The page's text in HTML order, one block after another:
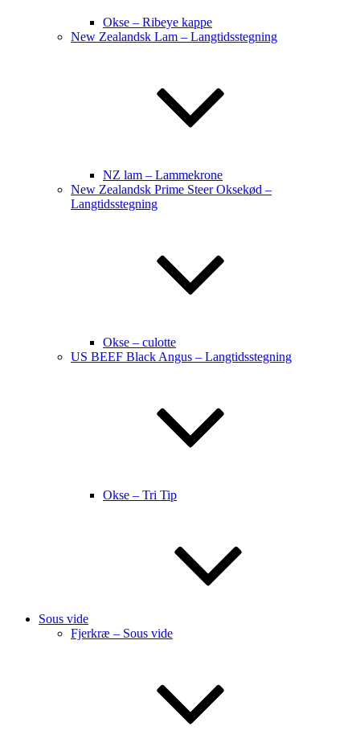
Okse – Ribeye kappe
New Zealandsk Lam – Langtidsstegning
NZ lam – Lammekrone
New Zealandsk Prime Steer Oksekød –
Langtidsstegning
Okse – culotte
US BEEF Black Angus – Langtidsstegning
Okse – Tri Tip
Sous vide
Fjerkræ – Sous vide